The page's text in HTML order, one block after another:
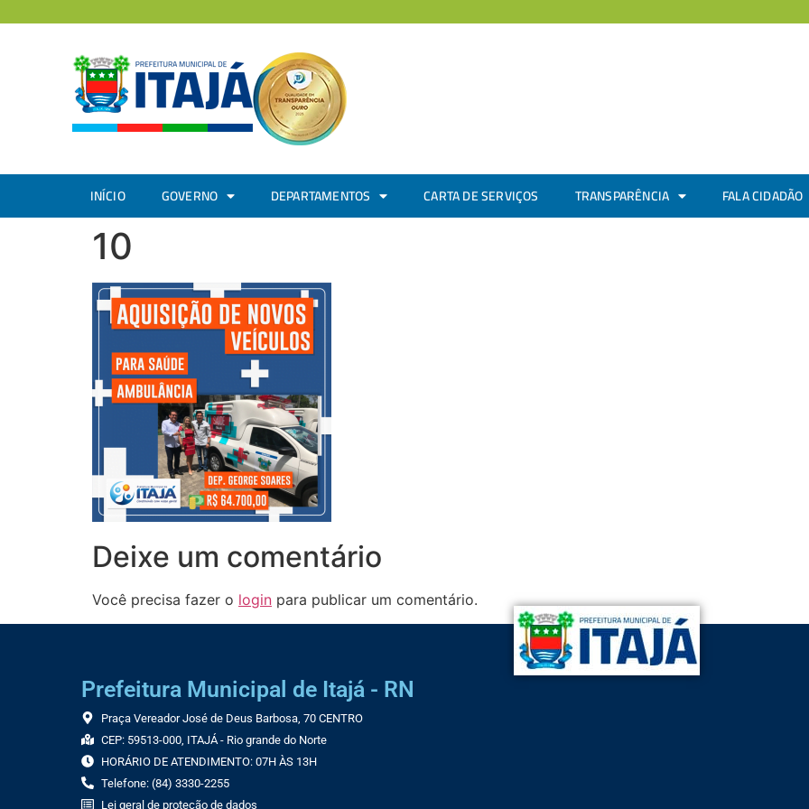
INÍCIO GOVERNO DEPARTAMENTOS CARTA DE SERVIÇOS TRANSPARÊNCIA FALA CIDADÃO
10
Deixe um comentário
Você precisa fazer o login para publicar um comentário.
Prefeitura Municipal de Itajá - RN
Praça Vereador José de Deus Barbosa, 70 CENTRO
CEP: 59513-000, ITAJÁ - Rio grande do Norte
HORÁRIO DE ATENDIMENTO: 07H ÀS 13H
Telefone: (84) 3330-2255
Lei geral de proteção de dados